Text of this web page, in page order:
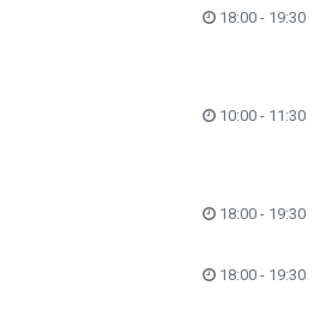
18:00 - 19:30
10:00 - 11:30
18:00 - 19:30
18:00 - 19:30